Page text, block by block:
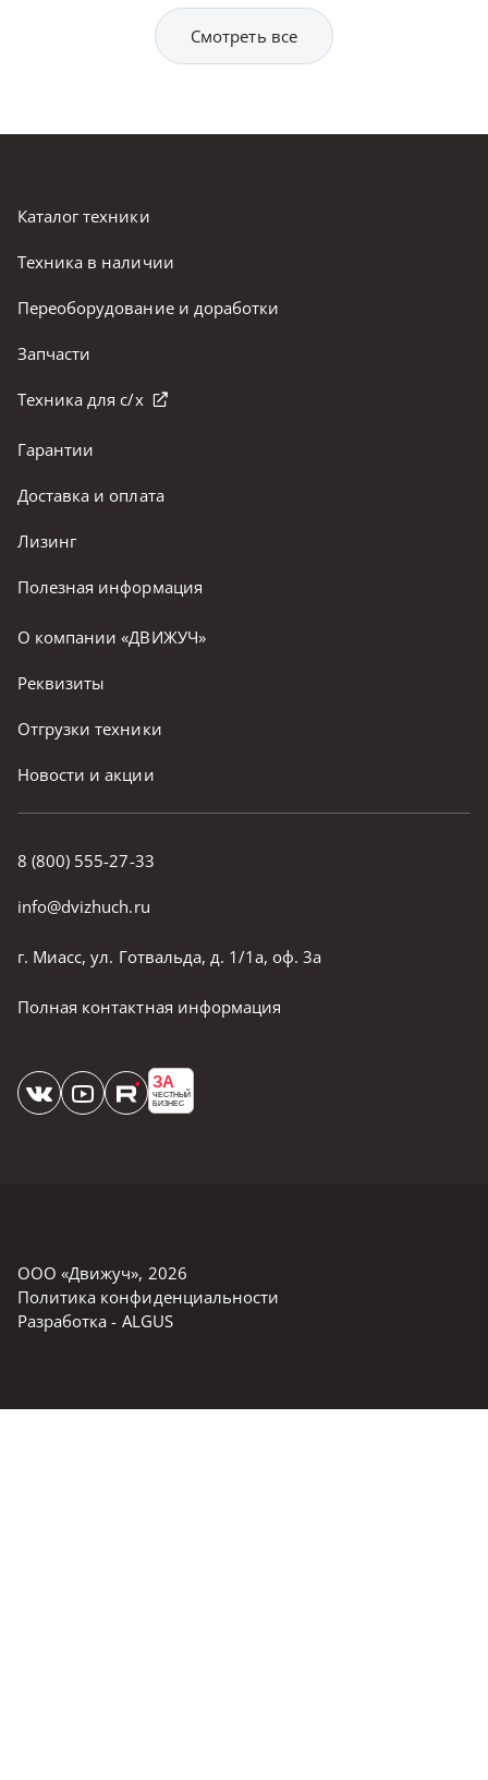
Смотреть все
8 (800) 555-27-33
info@dvizhuch.ru
г. Миасс, ул. Готвальда, д. 1/1а, оф. 3а
Полная контактная информация
ЗА
ЧЕСТНЫЙ
БИЗНЕС
Каталог техники
Техника в наличии
Переоборудование и доработки
Запчасти
Техника для с/х
Гарантии
Доставка и оплата
Лизинг
Полезная информация
О компании «ДВИЖУЧ»
Реквизиты
Отгрузки техники
Новости и акции
ООО «Движуч», 2026
Политика конфиденциальности
Разработка - ALGUS